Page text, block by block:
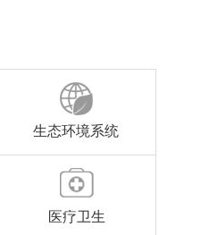
生态环境系统
医疗卫生